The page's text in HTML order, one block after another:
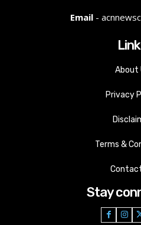
Email-
About
Privacy
Terms &
Stay